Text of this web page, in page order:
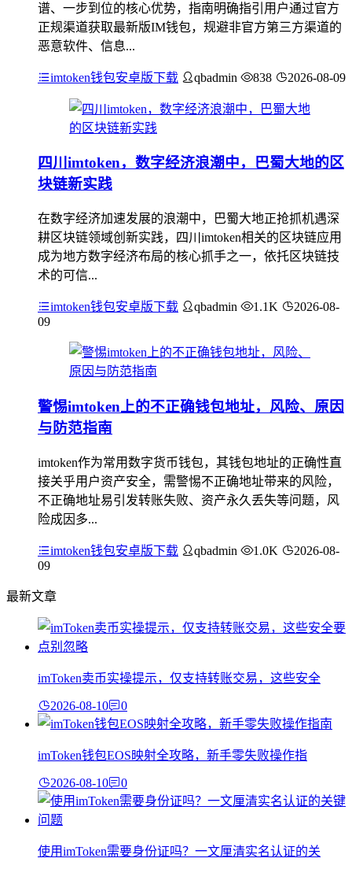
谱、一步到位的核心优势，指南明确指引用户通过官方
正规渠道获取最新版IM钱包，规避非官方第三方渠道的
恶意软件、信息...
imtoken钱包安卓版下载 qbadmin 838 2026-08-09
四川imtoken，数字经济浪潮中，巴蜀大地的区
块链新实践
在数字经济加速发展的浪潮中，巴蜀大地正抢抓机遇深
耕区块链领域创新实践，四川imtoken相关的区块链应用
成为地方数字经济布局的核心抓手之一，依托区块链技
术的可信...
imtoken钱包安卓版下载 qbadmin 1.1K
2026-08-
09
警惕imtoken上的不正确钱包地址，风险、原因
与防范指南
imtoken作为常用数字货币钱包，其钱包地址的正确性直
接关乎用户资产安全，需警惕不正确地址带来的风险，
不正确地址易引发转账失败、资产永久丢失等问题，风
险成因多...
imtoken钱包安卓版下载 qbadmin 1.0K
2026-08-
09
最新文章
imToken卖币实操提示，仅支持转账交易，这些安全
2026-08-10 0
imToken钱包EOS映射全攻略，新手零失败操作指
2026-08-10 0
使用imToken需要身份证吗？一文厘清实名认证的关